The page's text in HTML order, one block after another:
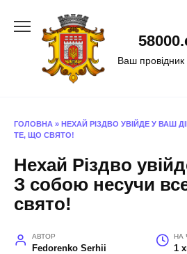
Ваш провідник
ГОЛОВНА » НЕХАЙ РІЗДВО УВІЙДЕ У ВАШ
ТЕ, ЩО СВЯТО!
Нехай Різдво
З собою несучи
свято!
АВТОР
Fedorenko Serhii
НА
1